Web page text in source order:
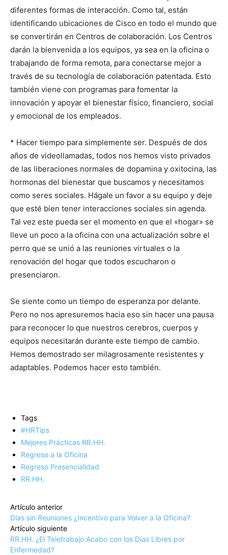
diferentes formas de interacción. Como tal, están
identificando ubicaciones de Cisco en todo el mundo que
se convertirán en Centros de colaboración. Los Centros
darán la bienvenida a los equipos, ya sea en la oficina o
trabajando de forma remota, para conectarse mejor a
través de su tecnología de colaboración patentada. Esto
también viene con programas para fomentar la
innovación y apoyar el bienestar físico, financiero, social
y emocional de los empleados.
* Hacer tiempo para simplemente ser. Después de dos
años de videollamadas, todos nos hemos visto privados
de las liberaciones normales de dopamina y oxitocina, las
hormonas del bienestar que buscamos y necesitamos
como seres sociales. Hágale un favor a su equipo y deje
que esté bien tener interacciones sociales sin agenda.
Tal vez este pueda ser el momento en que el «hogar» se
lleve un poco a la oficina con una actualización sobre el
perro que se unió a las reuniones virtuales o la
renovación del hogar que todos escucharon o
presenciaron.
Se siente como un tiempo de esperanza por delante.
Pero no nos apresuremos hacia eso sin hacer una pausa
para reconocer lo que nuestros cerebros, cuerpos y
equipos necesitarán durante este tiempo de cambio.
Hemos demostrado ser milagrosamente resistentes y
adaptables. Podemos hacer esto también.
Tags
#HRTips
Mejores Prácticas RR.HH.
Regreso a la Oficina
Regreso Presencialidad
RR.HH.
Artículo anterior
Días sin Reuniones ¿Incentivo para Volver a la Oficina?
Artículo siguiente
RR.HH. ¿El Teletrabajo Acabo con los Días Libres por
Enfermedad?